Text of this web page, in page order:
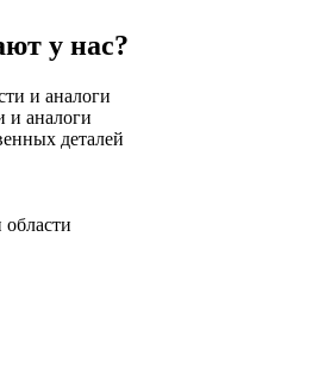
у нас?
и аналоги
деталей
области